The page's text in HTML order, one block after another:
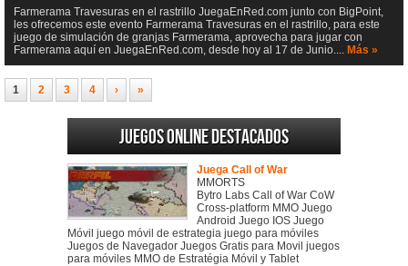
Farmerama Travesuras en el rastrillo JuegaEnRed.com junto con BigPoint,
les ofrecemos este evento Farmerama Travesuras en el rastrillo, para este
juego de simulación de granjas Farmerama, aprovecha para jugar con
Farmerama aquí en JuegaEnRed.com, desde hoy al 17 de Junio.... Más »
1 2 3 4 › »
Juegos online destacados
Juega Call of War
MMORTS
Bytro Labs Call of War CoW
Cross-platform MMO Juego
Android Juego IOS Juego
Móvil juego móvil de estrategia juego para móviles
Juegos de Navegador Juegos Gratis para Movil juegos
para móviles MMO de Estratégia Móvil y Tablet